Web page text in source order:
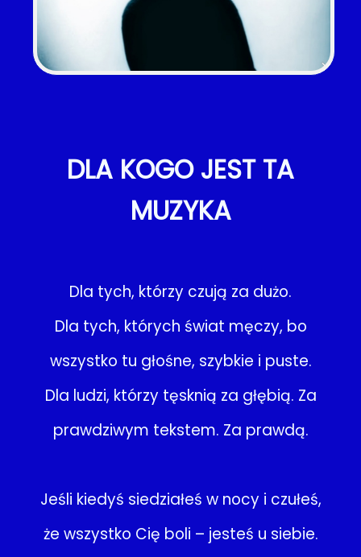
DLA KOGO JEST TA
MUZYKA
Dla tych, którzy czują za dużo.
Dla tych, których świat męczy, bo
wszystko tu głośne, szybkie i puste.
Dla ludzi, którzy tęsknią za głębią. Za
prawdziwym tekstem. Za prawdą.
Jeśli kiedyś siedziałeś w nocy i czułeś,
że wszystko Cię boli – jesteś u siebie.